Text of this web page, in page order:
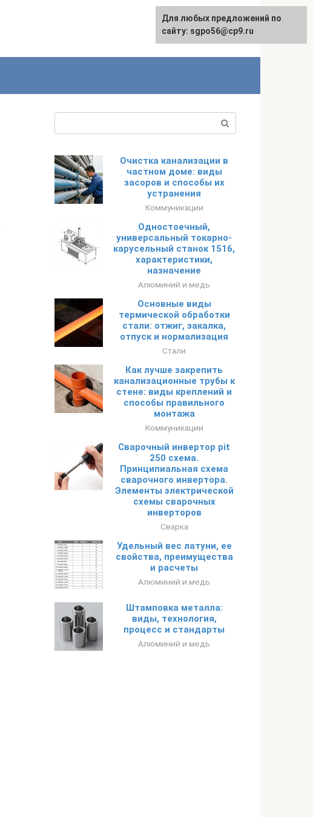
English
Очистка канализации в
частном доме: виды
засоров и способы их
устранения
Коммуникации
Одностоечный,
универсальный токарно-
карусельный станок 1516,
характеристики,
назначение
Алюминий и медь
Основные виды
термической обработки
стали: отжиг, закалка,
отпуск и нормализация
Стали
Как лучше закрепить
канализационные трубы к
стене: виды креплений и
способы правильного
монтажа
Коммуникации
Сварочный инвертор pit
250 схема.
Принципиальная схема
сварочного инвертора.
Элементы электрической
схемы сварочных
инверторов
Сварка
Удельный вес латуни, ее
свойства, преимущества
и расчеты
Алюминий и медь
Штамповка металла:
виды, технология,
процесс и стандарты
Алюминий и медь
Для любых предложений по
сайту: sgpo56@cp9.ru